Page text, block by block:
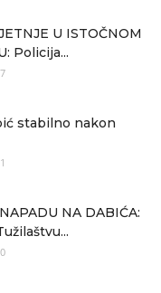
U ISTOČNOM
Policija...
stabilno nakon
NA DABIĆA: